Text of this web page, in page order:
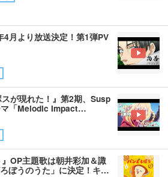
月より放送決定！第1弾PV
が現れた！』第2期、Susp
「Melodic Impact…
OP主題歌は朝井彩加＆諏
ぼうのうた」に決定！キ…